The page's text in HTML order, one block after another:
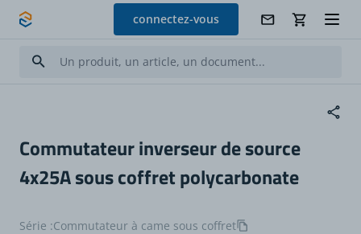
Allez au contenu
connectez-vous
Commutateur inverseur de source
4x25A sous coffret polycarbonate
Série :Commutateur à came sous coffret